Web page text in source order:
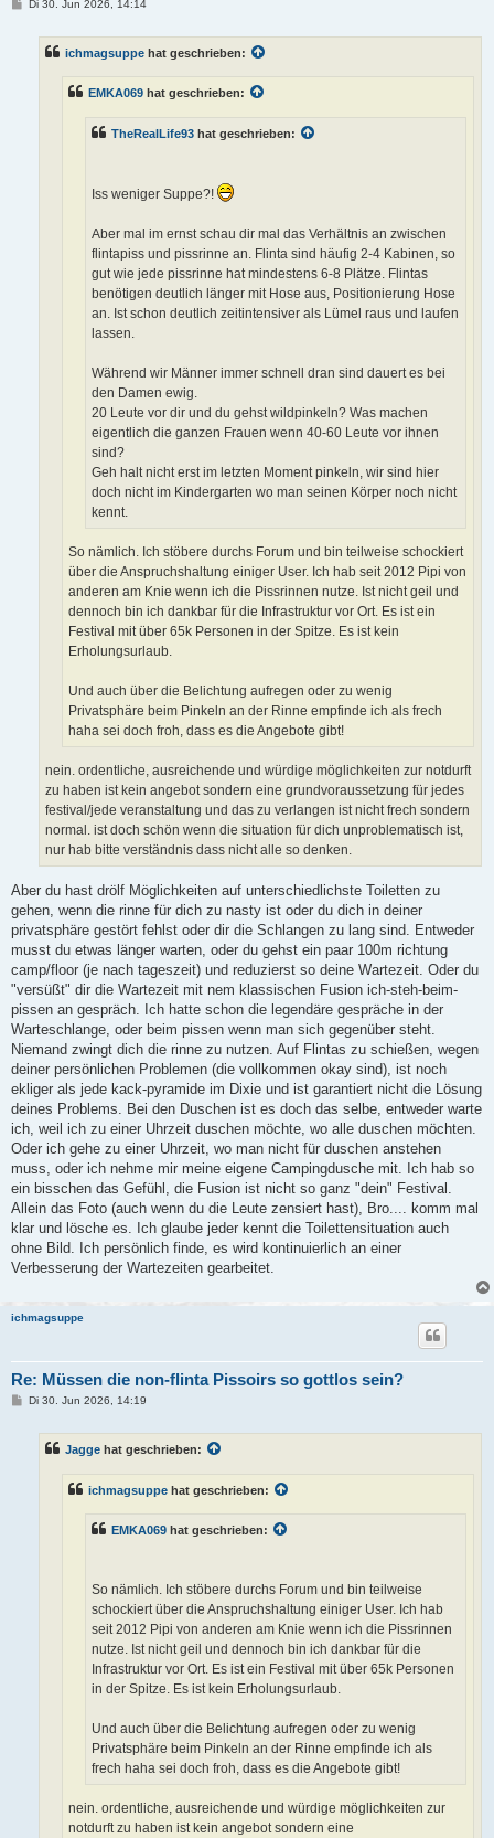
Di 30. Jun 2026, 14:14
ichmagsuppe hat geschrieben:
EMKA069 hat geschrieben:
TheRealLife93 hat geschrieben:
Iss weniger Suppe?!
Aber mal im ernst schau dir mal das Verhältnis an zwischen
flintapiss und pissrinne an. Flinta sind häufig 2-4 Kabinen, so
gut wie jede pissrinne hat mindestens 6-8 Plätze. Flintas
benötigen deutlich länger mit Hose aus, Positionierung Hose
an. Ist schon deutlich zeitintensiver als Lümel raus und laufen
lassen.
Während wir Männer immer schnell dran sind dauert es bei
den Damen ewig.
20 Leute vor dir und du gehst wildpinkeln? Was machen
eigentlich die ganzen Frauen wenn 40-60 Leute vor ihnen
sind?
Geh halt nicht erst im letzten Moment pinkeln, wir sind hier
doch nicht im Kindergarten wo man seinen Körper noch nicht
kennt.
So nämlich. Ich stöbere durchs Forum und bin teilweise schockiert
über die Anspruchshaltung einiger User. Ich hab seit 2012 Pipi von
anderen am Knie wenn ich die Pissrinnen nutze. Ist nicht geil und
dennoch bin ich dankbar für die Infrastruktur vor Ort. Es ist ein
Festival mit über 65k Personen in der Spitze. Es ist kein
Erholungsurlaub.
Und auch über die Belichtung aufregen oder zu wenig
Privatsphäre beim Pinkeln an der Rinne empfinde ich als frech
haha sei doch froh, dass es die Angebote gibt!
nein. ordentliche, ausreichende und würdige möglichkeiten zur notdurft
zu haben ist kein angebot sondern eine grundvoraussetzung für jedes
festival/jede veranstaltung und das zu verlangen ist nicht frech sondern
normal. ist doch schön wenn die situation für dich unproblematisch ist,
nur hab bitte verständnis dass nicht alle so denken.
Aber du hast drölf Möglichkeiten auf unterschiedlichste Toiletten zu
gehen, wenn die rinne für dich zu nasty ist oder du dich in deiner
privatsphäre gestört fehlst oder dir die Schlangen zu lang sind. Entweder
musst du etwas länger warten, oder du gehst ein paar 100m richtung
camp/floor (je nach tageszeit) und reduzierst so deine Wartezeit. Oder du
"versüßt" dir die Wartezeit mit nem klassischen Fusion ich-steh-beim-
pissen an gespräch. Ich hatte schon die legendäre gespräche in der
Warteschlange, oder beim pissen wenn man sich gegenüber steht.
Niemand zwingt dich die rinne zu nutzen. Auf Flintas zu schießen, wegen
deiner persönlichen Problemen (die vollkommen okay sind), ist noch
ekliger als jede kack-pyramide im Dixie und ist garantiert nicht die Lösung
deines Problems. Bei den Duschen ist es doch das selbe, entweder warte
ich, weil ich zu einer Uhrzeit duschen möchte, wo alle duschen möchten.
Oder ich gehe zu einer Uhrzeit, wo man nicht für duschen anstehen
muss, oder ich nehme mir meine eigene Campingdusche mit. Ich hab so
ein bisschen das Gefühl, die Fusion ist nicht so ganz "dein" Festival.
Allein das Foto (auch wenn du die Leute zensiert hast), Bro.... komm mal
klar und lösche es. Ich glaube jeder kennt die Toilettensituation auch
ohne Bild. Ich persönlich finde, es wird kontinuierlich an einer
Verbesserung der Wartezeiten gearbeitet.
ichmagsuppe
Re: Müssen die non-flinta Pissoirs so gottlos sein?
BDi 30. Jun 2026, 14:19
Jagge hat geschrieben:
ichmagsuppe hat geschrieben:
EMKA069 hat geschrieben:
So nämlich. Ich stöbere durchs Forum und bin teilweise
schockiert über die Anspruchshaltung einiger User. Ich hab
seit 2012 Pipi von anderen am Knie wenn ich die Pissrinnen
nutze. Ist nicht geil und dennoch bin ich dankbar für die
Infrastruktur vor Ort. Es ist ein Festival mit über 65k Personen
in der Spitze. Es ist kein Erholungsurlaub.
Und auch über die Belichtung aufregen oder zu wenig
Privatsphäre beim Pinkeln an der Rinne empfinde ich als
frech haha sei doch froh, dass es die Angebote gibt!
nein. ordentliche, ausreichende und würdige möglichkeiten zur
notdurft zu haben ist kein angebot sondern eine